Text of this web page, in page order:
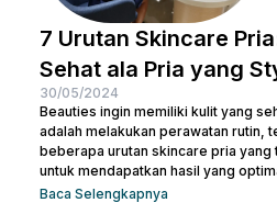
7 Urutan Skincare
Sehat ala Pria yang
30/05/2024
Beauties ingin memiliki kulit yang
adalah melakukan perawatan rutin,
beberapa urutan skincare pria yang
untuk mendapatkan hasil yang
wajah dengan facial wash,
Baca Selengkapnya